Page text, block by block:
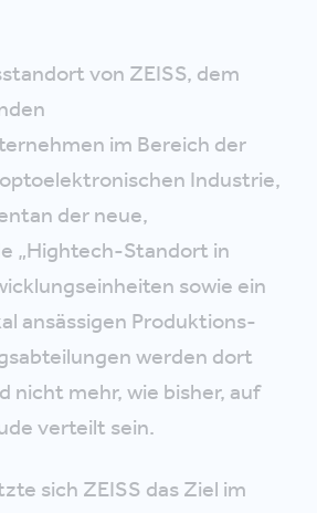
von ZEISS, dem
im Bereich der
Industrie,
der neue,
„Hightech-Standort in
sowie ein
ansässigen Produktions-
werden dort
nicht mehr, wie bisher, auf
verteilt sein.
sich ZEISS das Ziel im